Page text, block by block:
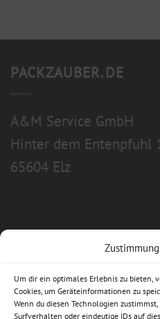
Um dir ein optimales Erlebnis zu bieten,
Cookies, um Geräteinformationen zu
Wenn du diesen Technologien
Surfverhalten oder eindeutige IDs auf
PACKZAUBER.DE
A&M Service GmbH
Hinter dem Entenpfuhl
65604 Elz
Allgemeine
Impressum